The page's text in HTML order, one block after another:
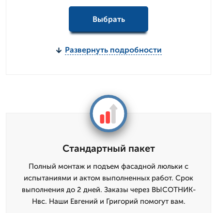
Выбрать
Развернуть подробности
Стандартный пакет
Полный монтаж и подъем фасадной люльки с
испытаниями и актом выполненных работ. Срок
выполнения до 2 дней. Заказы через ВЫСОТНИК-
Нвс. Наши Евгений и Григорий помогут вам.